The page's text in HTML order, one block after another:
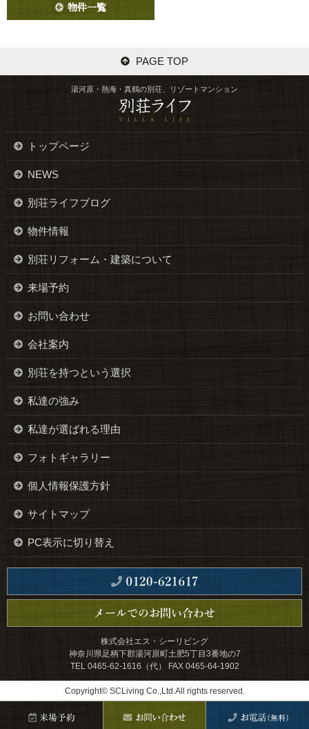
物件一覧
PAGE TOP
湯河原・熱海・真鶴の別荘、リゾートマンション
トップページ
NEWS
別荘ライフブログ
物件情報
別荘リフォーム・建築について
来場予約
お問い合わせ
会社案内
別荘を持つという選択
私達の強み
私達が選ばれる理由
フォトギャラリー
個人情報保護方針
サイトマップ
PC表示に切り替え
株式会社エス・シーリビング
神奈川県足柄下郡湯河原町土肥5丁目3番地の7
TEL 0465-62-1616（代） FAX 0465-64-1902
Copyright© SCLiving Co.,Ltd.All rights reserved.